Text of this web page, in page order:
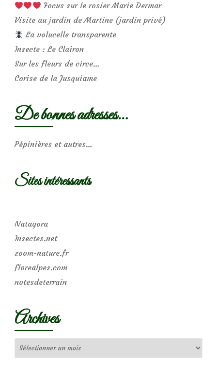
Focus sur le rosier Marie Dermar
Visite au jardin de Martine (jardin privé)
La volucelle transparente
Insecte : Le Clairon
Sur les fleurs de circe…
Corise de la Jusquiame
De bonnes adresses…
Pépinières et autres…
Sites intéressants
Natagora
Insectes.net
zoom-nature.fr
florealpes.com
notesdeterrain
Archives